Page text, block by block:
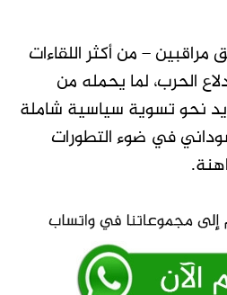
– من أكثر اللقاءات
الحرب، لما يحمله من
نحو تسوية سياسية شاملة
في ضوء التطورات